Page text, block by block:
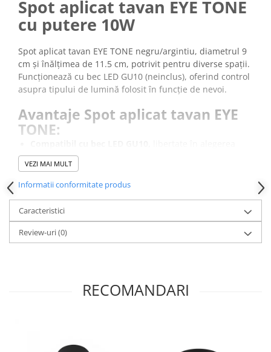
Spot aplicat tavan EYE TONE
cu putere 10W
Spot aplicat tavan EYE TONE negru/argintiu, diametrul 9
cm și înălțimea de 11.5 cm, potrivit pentru diverse spații.
Funcționează cu bec LED GU10 (neinclus), oferind control
asupra tipului de lumină folosit în funcție de nevoi.
Avantaje Spot aplicat tavan EYE
TONE:
temperaturii de culoare și a intensității luminii.
Dimensiune de 9 cm,
de orice dimensiune.
stabilă și rezitentă.
Clasă de protecție IP20,pentru spațiile interioare fără
umiditate mare.
DESCARCA INSTRUCTIUNI DE MONTAJ >>
Despre brandul NOWODVORSKI
VEZI MAI MULT
Informatii conformitate produs
Caracteristici
Review-uri(0)
RECOMANDARI